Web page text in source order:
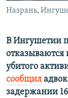
Назрань,
В Ингушетии
отказываются
убитого
сообщил
задержании